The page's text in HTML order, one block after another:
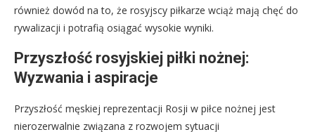
również dowód na to, że rosyjscy piłkarze wciąż mają chęć do
rywalizacji i potrafią osiągać wysokie wyniki.
Przyszłość rosyjskiej piłki nożnej:
Wyzwania i aspiracje
Przyszłość męskiej reprezentacji Rosji w piłce nożnej jest
nierozerwalnie związana z rozwojem sytuacji